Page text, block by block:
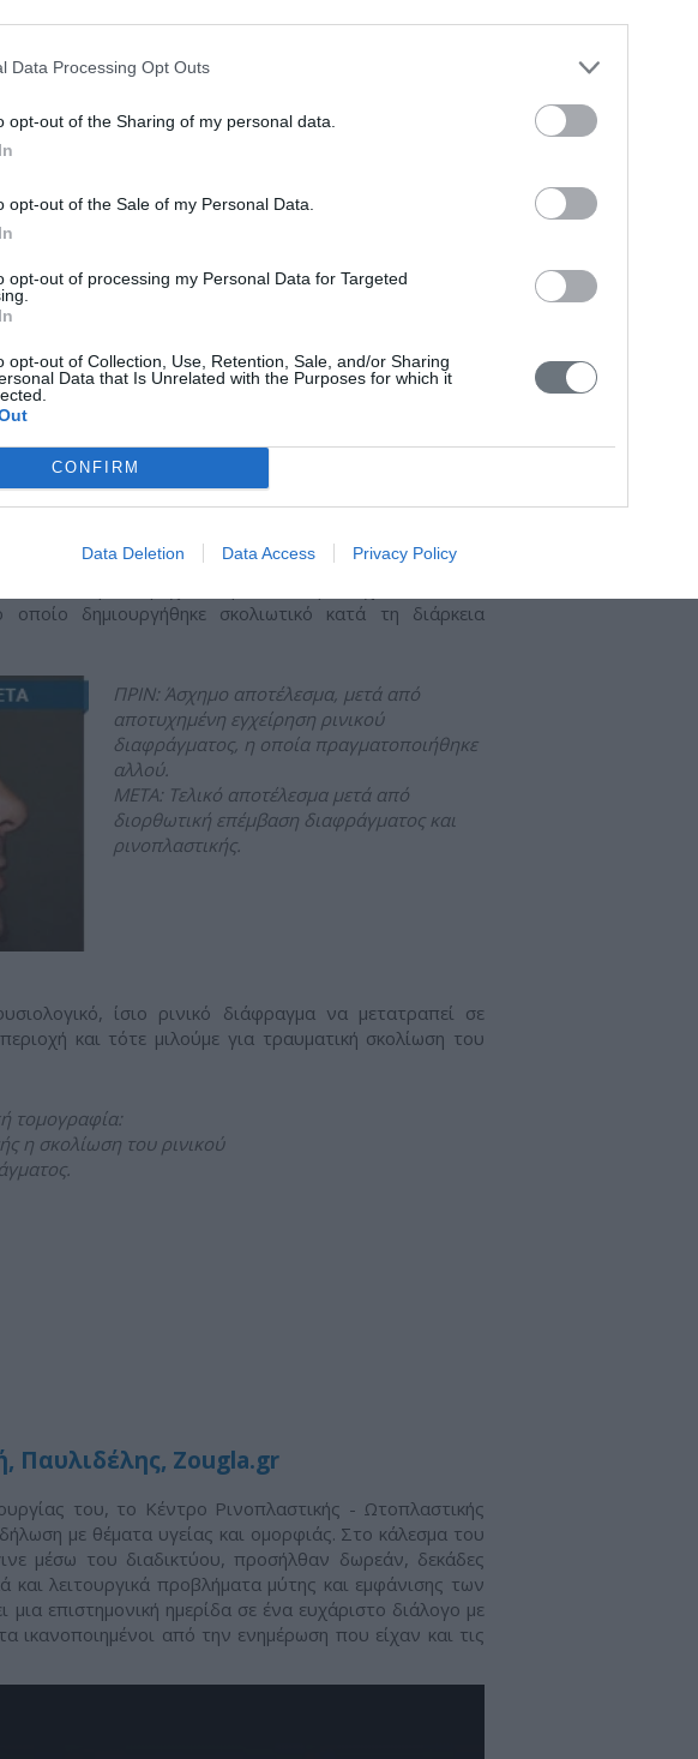
Data Processing Opt Outs
opt-out of the Sharing of my personal data.
opt-out of the Sale of my Personal Data.
opt-out of processing my Personal Data for Targeted
opt-out of Collection, Use, Retention, Sale, and/or Sharing
Data that Is Unrelated with the Purposes for which it
CONFIRM
Data Deletion Data Access Privacy Policy
Tαυτόχρονη πλαστική εγχείρηση μύτης και
δράση των οστεοπλαστικών ζωνών, οι οποίες
τμήματος του μέσου προσώπου και βεβαίως και των
αυτή η μορφοποιητική δράση, τότε
μεταξύ των οποίων εξέχουσα είναι η σκολίωση του
τη διαταραχή αυτή είναι: τραυματισμός,
τοκετού, όταν το παιδί πιπιλίζει συστηματικά τον
δόντια, όταν τα "κρεατάκια" γίνονται αιτία
διαφράγματος μεγαλώνει δυσανάλογα από όσο
με λαγώχειλο ή λυκόστομα, σχεδόν πάντα,
δημιουργήθηκε σκολιωτικό κατά τη διάρκεια
ΠΡΙΝ: Άσχημο αποτέλεσμα, μετά από
αποτυχημένη εγχείρηση ρινικού
διαφράγματος, η οποία πραγματοποιήθηκε
αλλού.
ΜΕΤΑ: Τελικό αποτέλεσμα μετά από
διορθωτική επέμβαση διαφράγματος και
ρινοπλαστικής.
ίσιο ρινικό διάφραγμα να μετατραπεί σε
και τότε μιλούμε για τραυματική σκολίωση του
τομογραφία:
η σκολίωση του ρινικού
Παυλιδέλης, Ζougla.gr
του, το Κέντρο Ρινοπλαστικής - Ωτοπλαστικής
με θέματα υγείας και ομορφιάς. Στο κάλεσμα του
μέσω του διαδικτύου, προσήλθαν δωρεάν, δεκάδες
λειτουργικά προβλήματα μύτης και εμφάνισης των
επιστημονική ημερίδα σε ένα ευχάριστο διάλογο με
ικανοποιημένοι από την ενημέρωση που είχαν και τις